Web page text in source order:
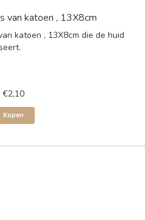
van katoen , 13X8cm
katoen , 13X8cm die de huid
€2,10
Kopen